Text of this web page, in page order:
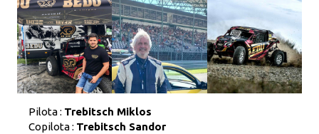
Pilota : Trebitsch Miklos
Copilota : Trebitsch Sandor